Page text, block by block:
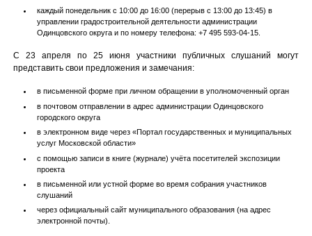
каждый понедельник с 10:00 до 16:00 (перерыв с 13:00 до 13:45) в
управлении градостроительной деятельности администрации
Одинцовского округа и по номеру телефона: +7 495 593-04-15.
С 23 апреля по 25 июня участники публичных слушаний могут
представить свои предложения и замечания:
в письменной форме при личном обращении в уполномоченный орган
в почтовом отправлении в адрес администрации Одинцовского
городского округа
в электронном виде через «Портал государственных и муниципальных
услуг Московской области»
с помощью записи в книге (журнале) учёта посетителей экспозиции
проекта
в письменной или устной форме во время собрания участников
слушаний
через официальный сайт муниципального образования (на адрес
электронной почты).